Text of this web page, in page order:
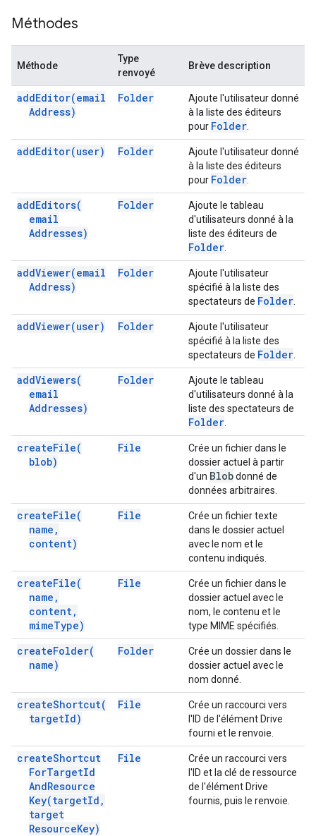
Méthodes
Méthode
Type
renvoyé
Brève description
addEditor(email
Address)
Folder
Ajoute l'utilisateur donné
à la liste des éditeurs
pour Folder
addEditor(user) Folder
Ajoute l'utilisateur donné
à la liste des éditeurs
pour Folder
addEditors(
email
Addresses)
Folder
Ajoute le tableau
d'utilisateurs donné à la
liste des éditeurs de
Folder
addViewer(email
Address)
Folder
Ajoute l'utilisateur
spécifié à la liste des
spectateurs de Folder
addViewer(user) Folder
Ajoute l'utilisateur
spécifié à la liste des
spectateurs de Folder
addViewers(
email
Addresses)
Folder
Ajoute le tableau
d'utilisateurs donné à la
liste des spectateurs de
Folder
createFile(
blob)
File
Crée un fichier dans le
dossier actuel à partir
d'un Blobdonné de
données arbitraires.
createFile(
name ,
content)
File
Crée un fichier texte
dans le dossier actuel
avec le nom et le
contenu indiqués.
createFile(
name ,
content,
mimeType)
File
Crée un fichier dans le
dossier actuel avec le
nom, le contenu et le
type MIME spécifiés.
createFolder(
name)
Folder
Crée un dossier dans le
dossier actuel avec le
nom donné.
createShortcut(
targetId)
File
Crée un raccourci vers
l'ID de l'élément Drive
fourni et le renvoie.
createShortcut
ForTargetId
AndResource
Key(targetId ,
target
ResourceKey)
File
Crée un raccourci vers
l'ID et la clé de ressource
de l'élément Drive
fournis, puis le renvoie.